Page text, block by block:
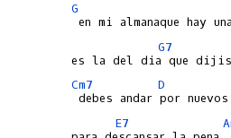
G
G7
Cm7
D
E7